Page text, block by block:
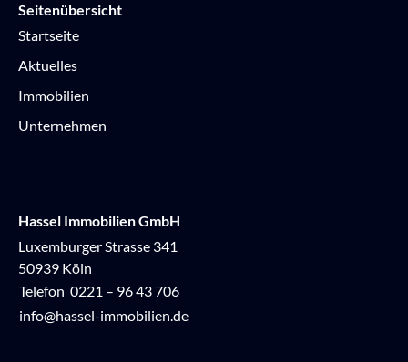
Seitenübersicht
Startseite
Aktuelles
Immobilien
Unternehmen
Hassel Immobilien GmbH
Luxemburger Strasse 341
50939 Köln
Telefon 0221 – 96 43 706
info@hassel-immobilien.de